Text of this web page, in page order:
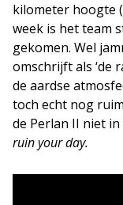
kilometer hoogte
week is het team
gekomen. Wel
omschrijft als ‘de
de aardse
toch echt nog
de Perlan II niet
ruin your day.